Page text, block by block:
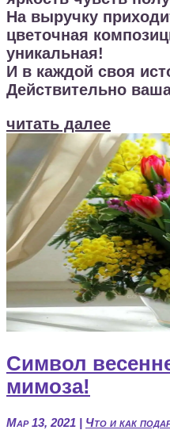
На выручку
цветочная
уникальная!
И в каждой своя
Действительно
читать далее
Символ
мимоза!
Мар 13, 2021 | Что и как